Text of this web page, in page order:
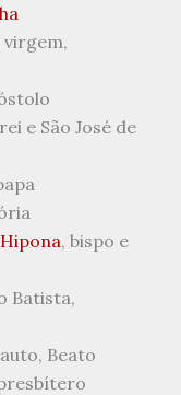
virgem,
e São José de
, bispo e
Batista,
Beato